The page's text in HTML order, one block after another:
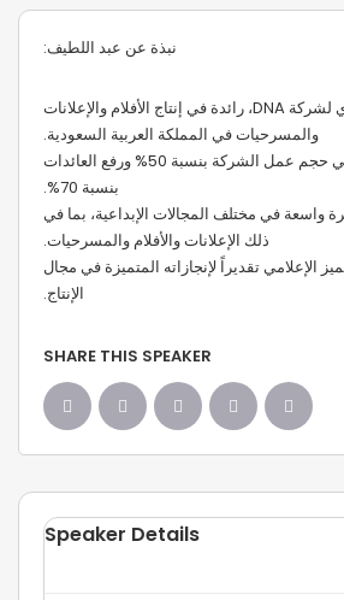
نبذة عن عبد اللطيف:
الرئيس التنفيذي لشركة DNA، رائدة في إنتاج الأفلام والإعلانات
والمسرحيات في المملكة العربية السعودية.
حقق زيادة مذهلة في حجم عمل الشركة بنسبة 50% ورفع العائدات
بنسبة 70%.
واسعة في مختلف المجالات الإبداعية، بما في
ذلك الإعلانات والأفلام والمسرحيات.
الإعلامي تقديراً لإنجازاته المتميزة في مجال
الإنتاج.
SHARE THIS SPEAKER
Speaker Details